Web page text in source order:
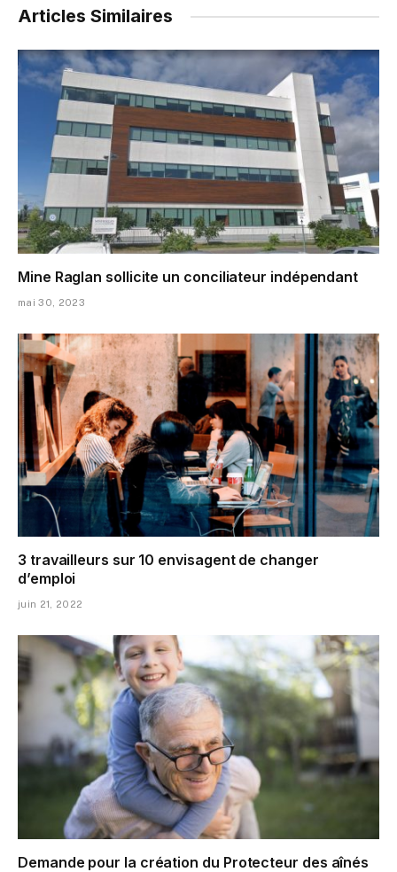
Articles Similaires
Mine Raglan sollicite un conciliateur indépendant
mai 30, 2023
3 travailleurs sur 10 envisagent de changer
d’emploi
juin 21, 2022
Demande pour la création du Protecteur des aînés